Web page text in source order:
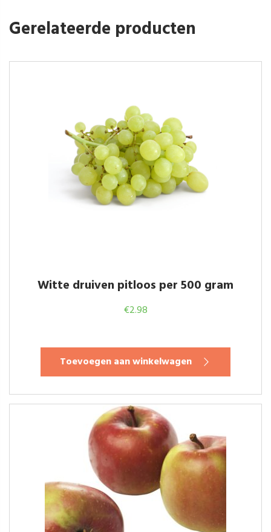
Gerelateerde producten
Witte druiven pitloos per 500 gram
€2.98
Toevoegen aan winkelwagen